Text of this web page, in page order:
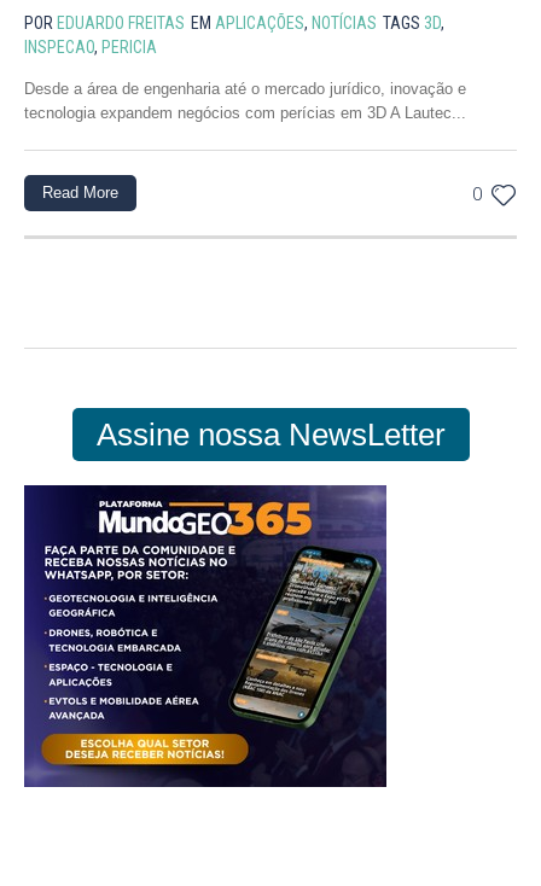
POR EDUARDO FREITAS EM APLICAÇÕES, NOTÍCIAS TAGS 3D,
INSPECAO, PERICIA
Desde a área de engenharia até o mercado jurídico, inovação e
tecnologia expandem negócios com perícias em 3D A Lautec...
0
Read More
Assine nossa NewsLetter